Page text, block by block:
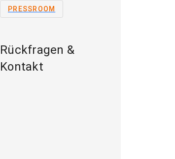
PRESSROOM
Rückfragen &
Kontakt